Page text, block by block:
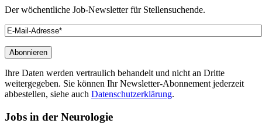
Der wöchentliche Job-Newsletter für Stellensuchende.
Ihre Daten werden vertraulich behandelt und nicht an Dritte
weitergegeben. Sie können Ihr Newsletter-Abonnement jederzeit
abbestellen, siehe auch Datenschutzerklärung.
Jobs in der Neurologie